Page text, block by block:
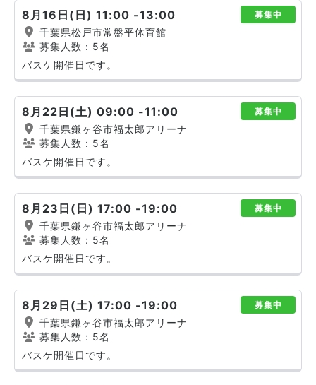
8月16日(日) 11:00 -13:00 募集中
千葉県松戸市常盤平体育館
募集人数：5名
バスケ開催日です。
8月22日(土) 09:00 -11:00 募集中
千葉県鎌ヶ谷市福太郎アリーナ
募集人数：5名
バスケ開催日です。
8月23日(日) 17:00 -19:00 募集中
千葉県鎌ヶ谷市福太郎アリーナ
募集人数：5名
バスケ開催日です。
8月29日(土) 17:00 -19:00 募集中
千葉県鎌ヶ谷市福太郎アリーナ
募集人数：5名
バスケ開催日です。